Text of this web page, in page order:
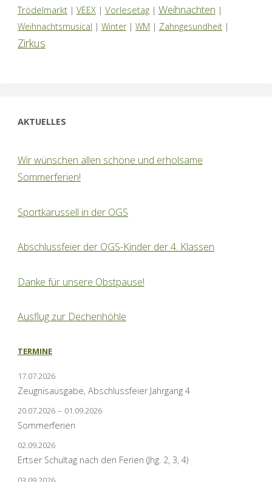
Trödelmarkt| VEEX| Vorlesetag| Weihnachten |
Weihnachtsmusical | Winter| WM | Zahngesundheit|
Zirkus
AKTUELLES
Wir wünschen allen schöne und erholsame
Sommerferien!
Sportkarussell in der OGS
Abschlussfeier der OGS-Kinder der 4. Klassen
Danke für unsere Obstpause!
Ausflug zur Dechenhöhle
TERMINE
17.07.2026
Zeugnisausgabe, Abschlussfeier Jahrgang 4
20.07.2026 – 01.09.2026
Sommerferien
02.09.2026
Ertser Schultag nach den Ferien (Jhg. 2, 3, 4)